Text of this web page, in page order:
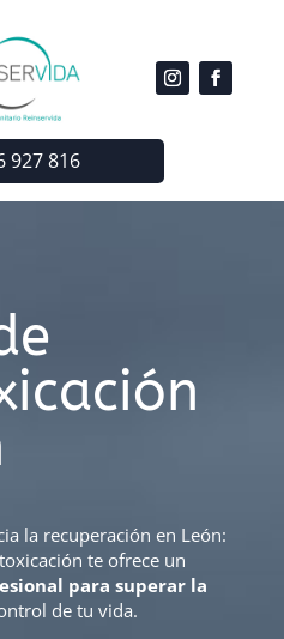
927 816
la recuperación en León:
te ofrece un
para superar la
de tu vida.